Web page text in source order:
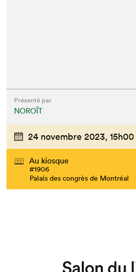
Que
Présenté par
NOROÎT
24 novembre 2023, 15h00
Au kiosque
#1906
Palais des congrès de Montréal